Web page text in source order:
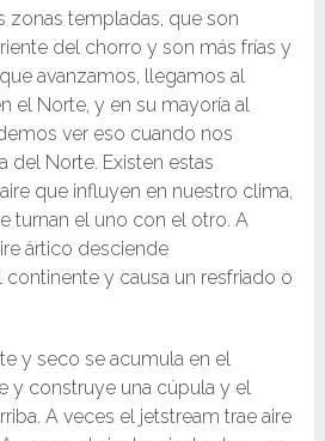
zonas templadas, que son
del chorro y son más frías y
avanzamos, llegamos al
el Norte, y en su mayoría al
ver eso cuando nos
del Norte. Existen estas
que influyen en nuestro clima,
turnan el uno con el otro. A
ártico desciende
y causa un resfriado o
y seco se acumula en el
y construye una cúpula y el
A veces el jetstream trae aire